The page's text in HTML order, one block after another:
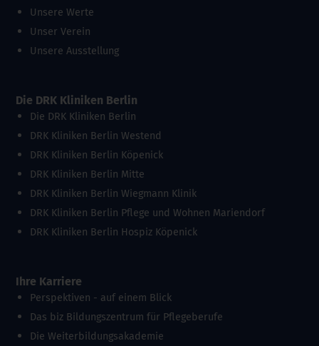
Unsere Werte
Unser Verein
Unsere Ausstellung
Die DRK Kliniken Berlin
Die DRK Kliniken Berlin
DRK Kliniken Berlin Westend
DRK Kliniken Berlin Köpenick
DRK Kliniken Berlin Mitte
DRK Kliniken Berlin Wiegmann Klinik
DRK Kliniken Berlin Pflege und Wohnen Mariendorf
DRK Kliniken Berlin Hospiz Köpenick
Ihre Karriere
Perspektiven - auf einem Blick
Das biz Bildungszentrum für Pflegeberufe
Die Weiterbildungsakademie